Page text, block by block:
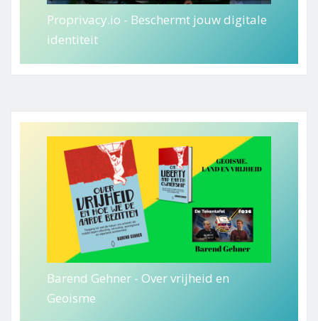
Proprivacy.io - Beschermt jouw digitale
identiteit
Barend Gehner - Over vrijheid en
Geoisme